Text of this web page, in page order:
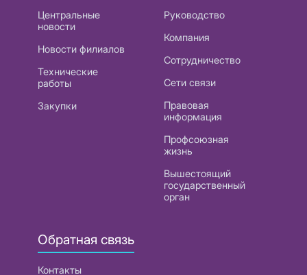
Центральные
новости
Новости филиалов
Технические
работы
Закупки
Руководство
Компания
Сотрудничество
Сети связи
Правовая
информация
Профсоюзная
жизнь
Вышестоящий
государственный
орган
Обратная связь
Контакты